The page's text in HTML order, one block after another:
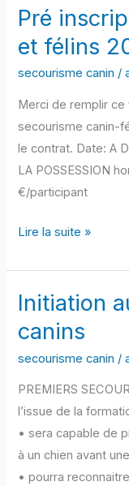
Pré
et félins
secourisme canin /
Merci de remplir ce
secourisme canin-
le contrat. Date: A
LA POSSESSION
€/participant
Pré
secours
canins
félins
2025
Lire la suite »
Initiation
canins
secourisme canin /
PREMIERS
l’issue de la
• sera capable de
à un chien avant
• pourra